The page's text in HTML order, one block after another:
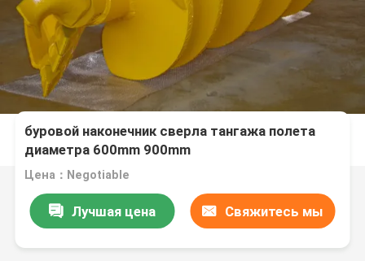
буровой наконечник сверла тангажа полета
диаметра 600mm 900mm
Цена：Negotiable
Лучшая цена Свяжитесь мы